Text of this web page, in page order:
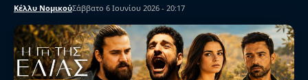
Κέλλυ ΝομικούΣάββατο 6 Ιουνίου 2026 - 20:17